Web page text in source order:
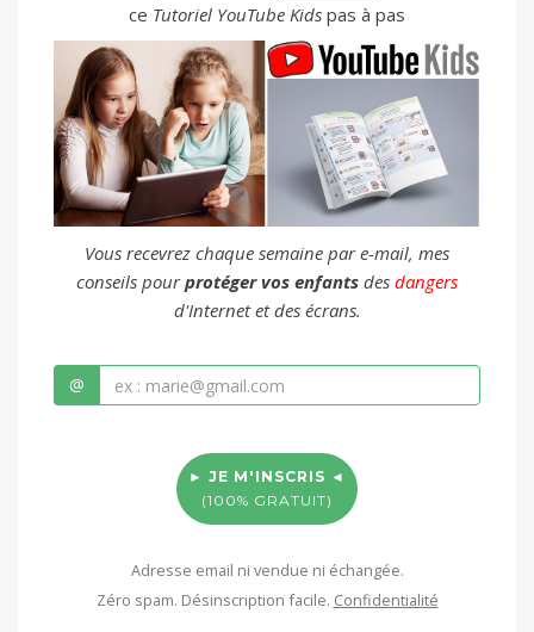
ce Tutoriel YouTube Kids pas à pas
Vous recevrez chaque semaine par e-mail, mes
conseils pourprotéger vos enfants des dangers
d'Internet et des écrans.
@
► JE M'INSCRIS ◄
(100% GRATUIT)
Adresse email ni vendue ni échangée.
Zéro spam. Désinscription facile. Confidentialité